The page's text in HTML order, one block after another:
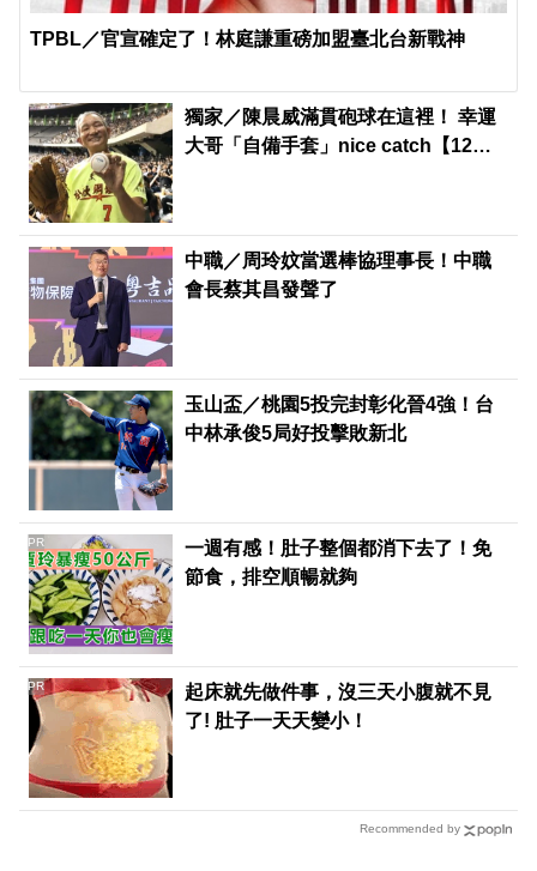
TPBL／官宣確定了！林庭謙重磅加盟臺北台新戰神
獨家／陳晨威滿貫砲球在這裡！ 幸運
大哥「自備手套」nice catch【12強
中職／周玲妏當選棒協理事長！中職
會長蔡其昌發聲了
玉山盃／桃園5投完封彰化晉4強！台
中林承俊5局好投擊敗新北
一週有感！肚子整個都消下去了！免
節食，排空順暢就夠
PR
起床就先做件事，沒三天小腹就不見
了! 肚子一天天變小！
PR
Recommended by